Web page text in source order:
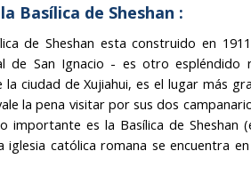
Basílica de Sheshan :
de Sheshan esta construido en
de San Ignacio - es otro
ciudad de Xujiahui, es el lugar más
la pena visitar por sus dos
importante es la Basílica de Sheshan
iglesia católica romana se encuentra